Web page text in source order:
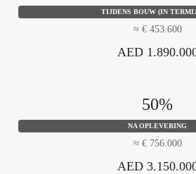
TIJDENS BOUW (IN
≈ € 453.600
AED
50%
NA OPLEVERING
≈ € 756.000
AED